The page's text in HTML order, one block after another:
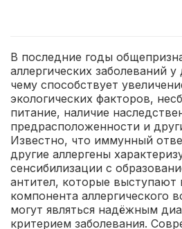
В последние годы
аллергических заболеваний
чему способствует
экологических факторов,
питание, наличие
предрасположенности и
Известно, что иммунный
другие аллергены
сенсибилизации с
антител, которые выступают
компонента аллергического
могут являться надёжным
критерием заболевания.